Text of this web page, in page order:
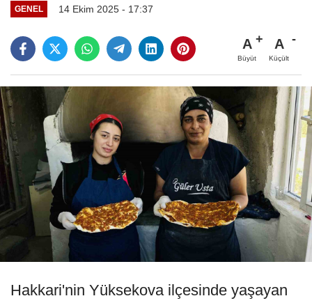
GENEL 14 Ekim 2025 - 17:37
A
Büyüt
A
Küçült
Hakkari'nin Yüksekova ilçesinde yaşayan